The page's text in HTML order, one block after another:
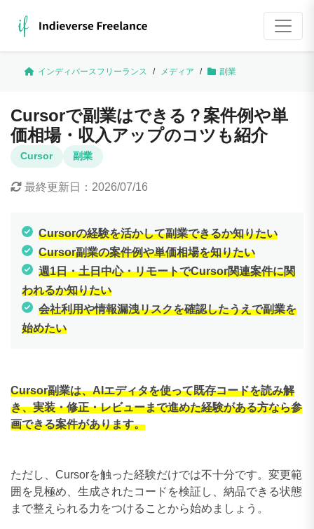
インディバースフリーランス / メディア / 副業
Cursorで副業はできる？案件例や単
価相場・収入アップのコツも紹介
Cursor 副業
最終更新日： 2026/07/16
Cursorの経験を活かして副業できるか知りたい
Cursor副業の案件例や単価相場を知りたい
週1日・土日中心・リモートでCursor関連案件に関
われるか知りたい
会社利用や情報漏洩リスクを確認したうえで副業を
始めたい
Cursor副業は、AIエディタを使って既存コードを読み解
き、実装・修正・レビューまで進めた経験がある方なら参
画できる案件があります。
ただし、Cursorを触った経験だけでは不十分です。変更範
囲を見極め、生成されたコードを検証し、納品できる状態
まで整えられる力をつけることから始めましょう。